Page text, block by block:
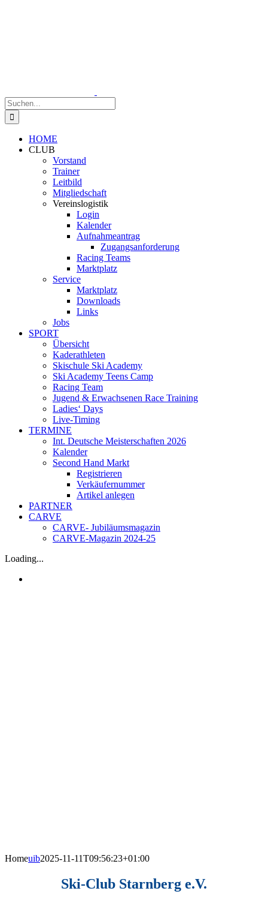
Suche
nach:
HOME
CLUB
Vorstand
Trainer
Leitbild
Mitgliedschaft
Vereinslogistik
Login
Kalender
Aufnahmeantrag
Zugangsanforderung
Racing Teams
Marktplatz
Service
Marktplatz
Downloads
Links
Jobs
SPORT
Übersicht
Kaderathleten
Skischule Ski Academy
Ski Academy Teens Camp
Racing Team
Jugend & Erwachsenen Race Training
Ladies‘ Days
Live-Timing
TERMINE
Int. Deutsche Meisterschaften 2026
Kalender
Second Hand Markt
Registrieren
Verkäufernummer
Artikel anlegen
PARTNER
CARVE
CARVE- Jubiläumsmagazin
CARVE-Magazin 2024-25
Loading...
Homeuib2025-11-11T09:56:23+01:00
Ski-Club Starnberg e.V.